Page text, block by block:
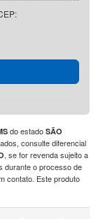
do estadoSÃO
consulte diferencial
, se for revenda sujeito a
durante o processo de
contato. Este produto